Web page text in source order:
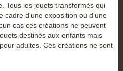
Tous les jouets transformés qui
cadre d'une exposition ou d'une
cas ces créations ne peuvent
destinés aux enfants mais
adultes. Ces créations ne sont